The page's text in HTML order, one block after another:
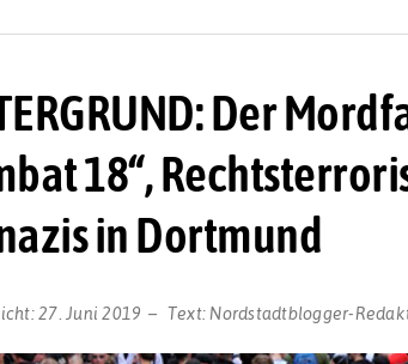
Der
18“,
in Dortmund
27. Juni 2019 Text: Nordstadtblogger-